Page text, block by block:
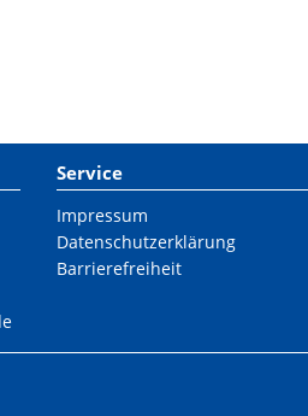
Service
Impressum
Datenschutzerklärung
Barrierefreiheit